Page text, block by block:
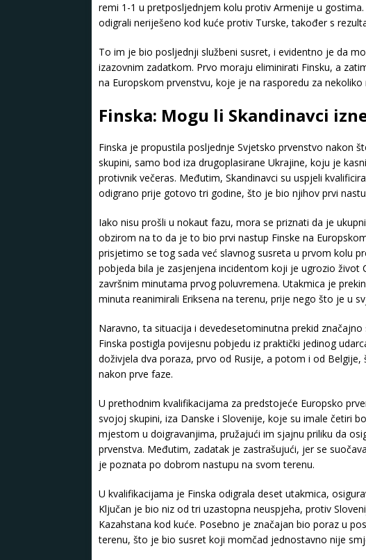
remi 1-1 u pretposljednjem kolu protiv Armenije u
odigrali neriješeno kod kuće protiv Turske, također s
To im je bio posljednji službeni susret, i evidentno je da
izazovnim zadatkom. Prvo moraju eliminirati Finsku, a
na Europskom prvenstvu, koje je na rasporedu za nekoliko
Finska: Mogu li Skandinavci
Finska je propustila posljednje Svjetsko prvenstvo nakon
skupini, samo bod iza drugoplasirane Ukrajine, koju je
protivnik večeras. Međutim, Skandinavci su uspjeli
odigrano prije gotovo tri godine, što je bio njihov prvi
Iako nisu prošli u nokaut fazu, mora se priznati da je
obzirom na to da je to bio prvi nastup Finske na
prisjetimo se tog sada već slavnog susreta u prvom kolu
pobjeda bila je zasjenjena incidentom koji je ugrozio život
završnim minutama prvog poluvremena. Utakmica je
minuta reanimirali Eriksena na terenu, prije nego što je u
Naravno, ta situacija i devedesetominutna prekid
Finska postigla povijesnu pobjedu iz praktički jedinog
doživjela dva poraza, prvo od Rusije, a potom i od Belgije,
nakon prve faze.
U prethodnim kvalifikacijama za predstojeće Europsko
svojoj skupini, iza Danske i Slovenije, koje su imale četiri
mjestom u doigravanjima, pružajući im sjajnu priliku da
prvenstva. Međutim, zadatak je zastrašujući, jer se
je poznata po dobrom nastupu na svom terenu.
U kvalifikacijama je Finska odigrala deset utakmica,
Ključan je bio niz od tri uzastopna neuspjeha, protiv
Kazahstana kod kuće. Posebno je značajan bio poraz u
terenu, što je bio susret koji momčad jednostavno nije